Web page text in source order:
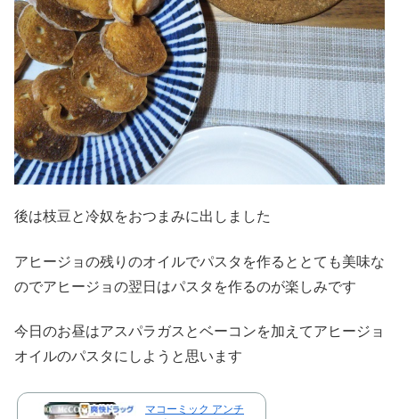
後は枝豆と冷奴をおつまみに出しました
アヒージョの残りのオイルでパスタを作るととても美味な
のでアヒージョの翌日はパスタを作るのが楽しみです
今日のお昼はアスパラガスとベーコンを加えてアヒージョ
オイルのパスタにしようと思います
マコーミック アンチ